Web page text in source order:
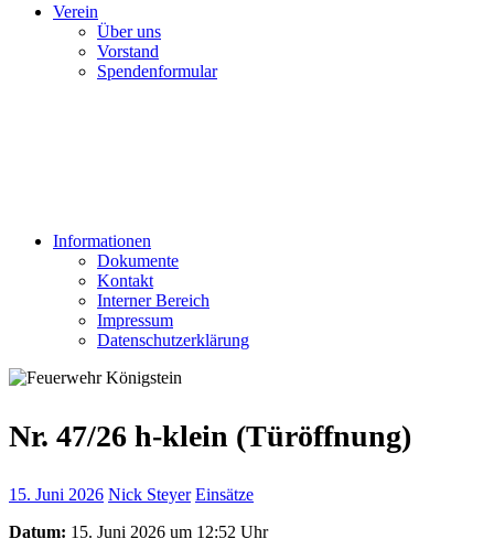
Verein
Über uns
Vorstand
Spendenformular
Informationen
Dokumente
Kontakt
Interner Bereich
Impressum
Datenschutzerklärung
Nr. 47/26 h-klein (Türöffnung)
15. Juni 2026 Nick Steyer Einsätze
Datum: 15. Juni 2026 um 12:52 Uhr